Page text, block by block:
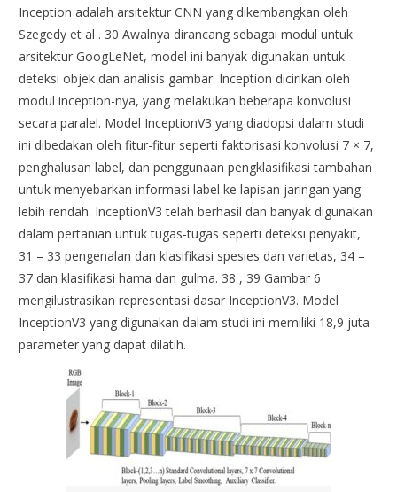
Inception adalah arsitektur CNN yang dikembangkan oleh
Szegedy et al . 30 Awalnya dirancang sebagai modul untuk
arsitektur GoogLeNet, model ini banyak digunakan untuk
deteksi objek dan analisis gambar. Inception dicirikan oleh
modul inception-nya, yang melakukan beberapa konvolusi
secara paralel. Model InceptionV3 yang diadopsi dalam studi
ini dibedakan oleh fitur-fitur seperti faktorisasi konvolusi 7 × 7,
penghalusan label, dan penggunaan pengklasifikasi tambahan
untuk menyebarkan informasi label ke lapisan jaringan yang
lebih rendah. InceptionV3 telah berhasil dan banyak digunakan
dalam pertanian untuk tugas-tugas seperti deteksi penyakit,
31 – 33 pengenalan dan klasifikasi spesies dan varietas, 34 –
37 dan klasifikasi hama dan gulma. 38 , 39 Gambar 6
mengilustrasikan representasi dasar InceptionV3. Model
InceptionV3 yang digunakan dalam studi ini memiliki 18,9 juta
parameter yang dapat dilatih.